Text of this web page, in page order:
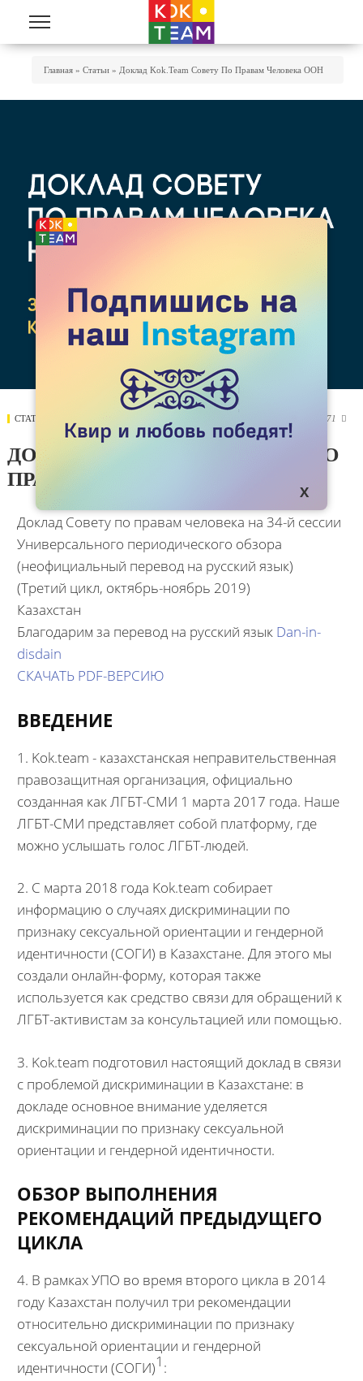
Перейти к основному содержанию
Главная » Статьи » Доклад Kok.team Совету По Правам Человека ООН
СТАТЬИ 3471 
ДОКЛАД KOK.TEAM СОВЕТУ ПО
ПРАВАМ ЧЕЛОВЕКА ООН
Доклад Совету по правам человека на 34-й сессии
Универсального периодического обзора
(неофициальный перевод на русский язык)
(Третий цикл, октябрь-ноябрь 2019)
Казахстан
Благодарим за перевод на русский язык Dan-in-
disdain
СКАЧАТЬ PDF-ВЕРСИЮ
ВВЕДЕНИЕ
1. Kok.team - казахстанская неправительственная
правозащитная организация, официально
созданная как ЛГБТ-СМИ 1 марта 2017 года. Наше
ЛГБТ-СМИ представляет собой платформу, где
можно услышать голос ЛГБТ-людей.
2. С марта 2018 года Kok.team собирает
информацию о случаях дискриминации по
признаку сексуальной ориентации и гендерной
идентичности (СОГИ) в Казахстане. Для этого мы
создали онлайн-форму, которая также
используется как средство связи для обращений к
ЛГБТ-активистам за консультацией или помощью.
3. Kok.team подготовил настоящий доклад в связи
с проблемой дискриминации в Казахстане: в
докладе основное внимание уделяется
дискриминации по признаку сексуальной
ориентации и гендерной идентичности.
ОБЗОР ВЫПОЛНЕНИЯ
РЕКОМЕНДАЦИЙ ПРЕДЫДУЩЕГО
ЦИКЛА
4. В рамках УПО во время второго цикла в 2014
году Казахстан получил три рекомендации
относительно дискриминации по признаку
сексуальной ориентации и гендерной
идентичности (СОГИ)1 :